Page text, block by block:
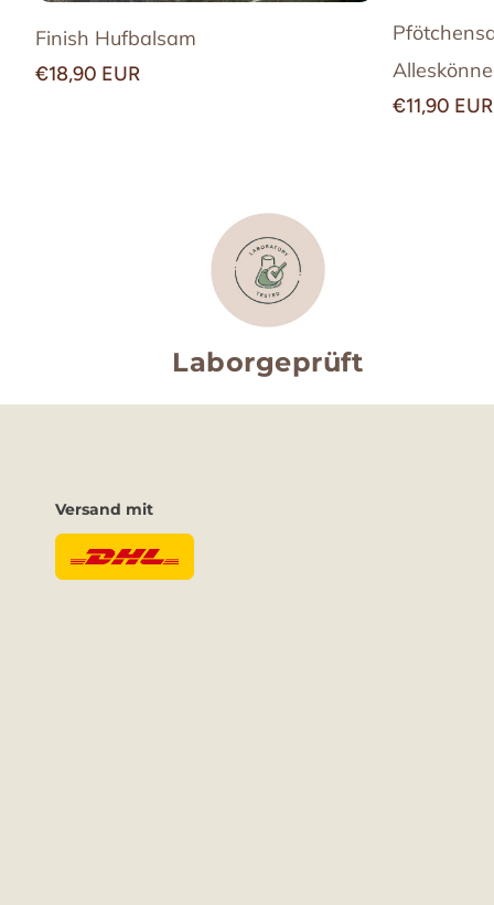
Finish Hufbalsam
Normaler
€18,90 EUR
Normaler
€11,90 EUR
Laborgeprüft
Versand mit